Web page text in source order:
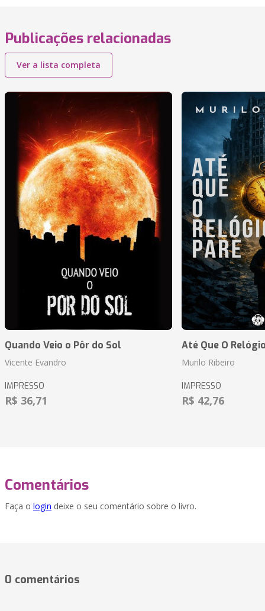
Publicações relacionadas
Ver a lista completa
Quando Veio o Pôr do Sol
Vicente Evandro
IMPRESSO
R$ 36,71
Até Que O
Murilo Ribeiro
IMPRESSO
R$ 42,76
Comentários
Faça o login deixe o seu comentário sobre o livro.
0 comentários